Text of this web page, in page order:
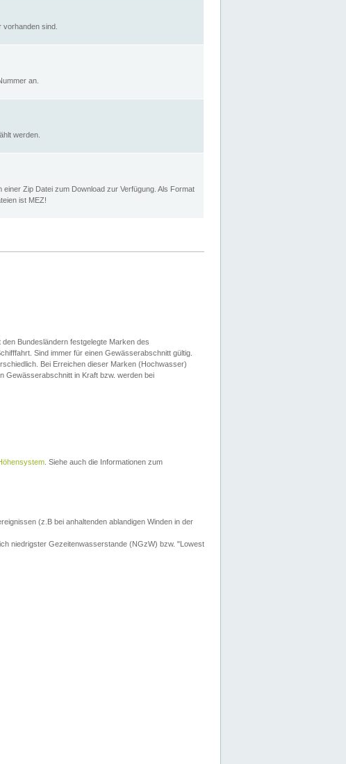
sind.
an.
werden.
Zip Datei zum Download zur Verfügung. Als Format
ist MEZ!
Bundesländern festgelegte Marken des
Sind immer für einen Gewässerabschnitt gültig.
Bei Erreichen dieser Marken (Hochwasser)
Gewässerabschnitt in Kraft bzw. werden bei
. Siehe auch die Informationen zum
(z.B bei anhaltenden ablandigen Winden in der
niedrigster Gezeitenwasserstande (NGzW) bzw. "Lowest